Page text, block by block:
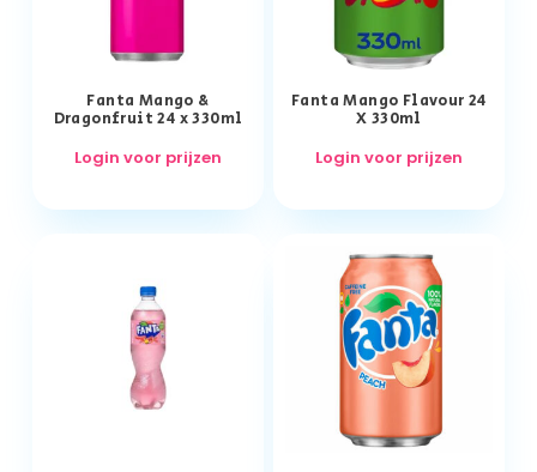
Fanta Mango &
Dragonfruit 24 x 330ml
Login voor prijzen
Fanta Mango Flavour 24
X 330ml
Login voor prijzen